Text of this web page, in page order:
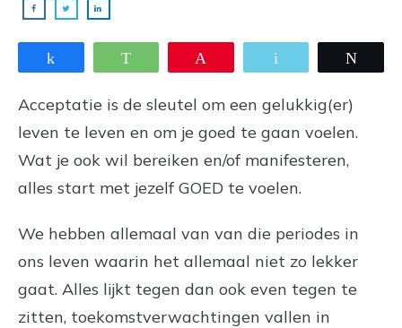
WhatsApp
Acceptatie is de sleutel om een gelukkig(er)
leven te leven en om je goed te gaan voelen.
Wat je ook wil bereiken en/of manifesteren,
alles start met jezelf GOED te voelen.
We hebben allemaal van van die periodes in
ons leven waarin het allemaal niet zo lekker
gaat. Alles lijkt tegen dan ook even tegen te
zitten, toekomstverwachtingen vallen in